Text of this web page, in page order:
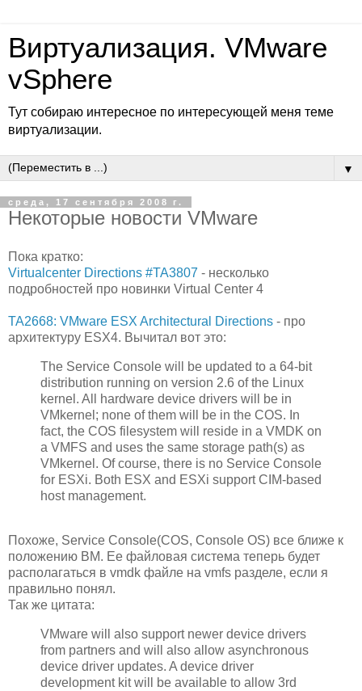
Виртуализация. VMware
vSphere
Тут собираю интересное по интересующей меня теме
виртуализации.
▼
среда, 17 сентября 2008 г.
Некоторые новости VMware
Пока кратко:
Virtualcenter Directions #TA3807 - несколько
подробностей про новинки Virtual Center 4
TA2668: VMware ESX Architectural Directions - про
архитектуру ESX4. Вычитал вот это:
The Service Console will be updated to a 64-bit
distribution running on version 2.6 of the Linux
kernel. All hardware device drivers will be in
VMkernel; none of them will be in the COS. In
fact, the COS filesystem will reside in a VMDK on
a VMFS and uses the same storage path(s) as
VMkernel. Of course, there is no Service Console
for ESXi. Both ESX and ESXi support CIM-based
host management.
Похоже, Service Console(COS, Console OS) все ближе к
положению ВМ. Ее файловая система теперь будет
располагаться в vmdk файле на vmfs разделе, если я
правильно понял.
Так же цитата:
VMware will also support newer device drivers
from partners and will also allow asynchronous
device driver updates. A device driver
development kit will be available to allow 3rd